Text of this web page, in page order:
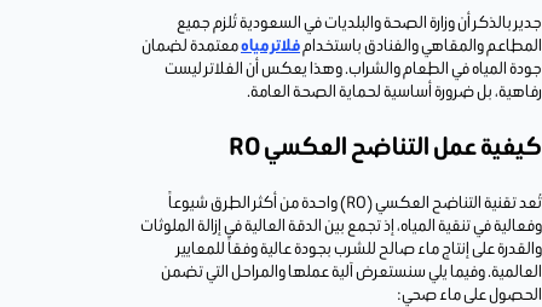
جدير بالذكر أن وزارة الصحة والبلديات في السعودية تُلزم جميع
المطاعم والمقاهي والفنادق باستخدامفلاتر مياهمعتمدة لضمان
جودة المياه في الطعام والشراب. وهذا يعكس أن الفلاتر ليست
رفاهية، بل ضرورة أساسية لحماية الصحة العامة.
كيفية عمل التناضح العكسي RO
تُعد تقنية التناضح العكسي (RO) واحدة من أكثر الطرق شيوعاً
وفعالية في تنقية المياه، إذ تجمع بين الدقة العالية في إزالة الملوثات
والقدرة على إنتاج ماء صالح للشرب بجودة عالية وفقاً للمعايير
العالمية. وفيما يلي سنستعرض آلية عملها والمراحل التي تضمن
الحصول على ماء صحي: